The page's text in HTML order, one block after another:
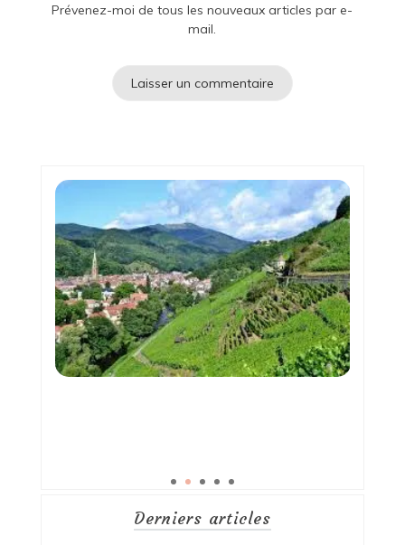
Prévenez-moi de tous les nouveaux articles par e-
mail.
Derniers articles